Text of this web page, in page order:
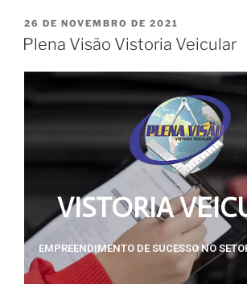
26 DE NOVEMBRO DE 2021
Plena Visão Vistoria Veicular
VISTORIA
EMPREENDIMENTO DE SUCESSO NO